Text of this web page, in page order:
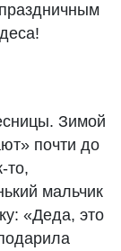
Зимой
почти до
то,
мальчик
«Деда, это